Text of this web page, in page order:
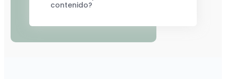
contenido?